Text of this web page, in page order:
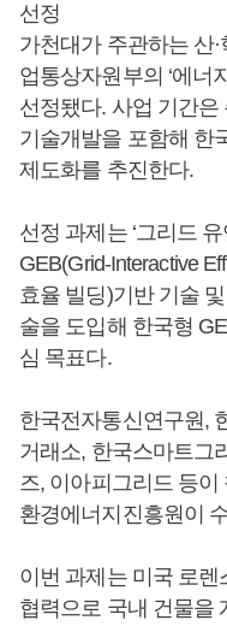
선정
가천대가 주관하는 산
업통상자원부의 ‘에너
선정됐다. 사업 기간
기술개발을 포함해 한
제도화를 추진한다.
선정 과제는 ‘그리드
GEB(Grid-Interactive
효율 빌딩)기반 기술
술을 도입해 한국형
심 목표다.
한국전자통신연구원,
거래소, 한국스마트그
즈, 이아피그리드 등이
환경에너지진흥원이
이번 과제는 미국 로렌
협력으로 국내 건물을